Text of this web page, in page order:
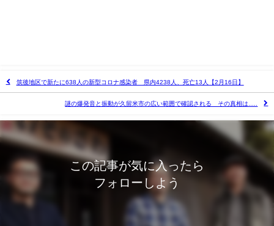
筑後地区で新たに638人の新型コロナ感染者 県内4238人、死亡13人【2月16日】
謎の爆発音と振動が久留米市の広い範囲で確認される その真相は.....
この記事が気に入ったら
フォローしよう